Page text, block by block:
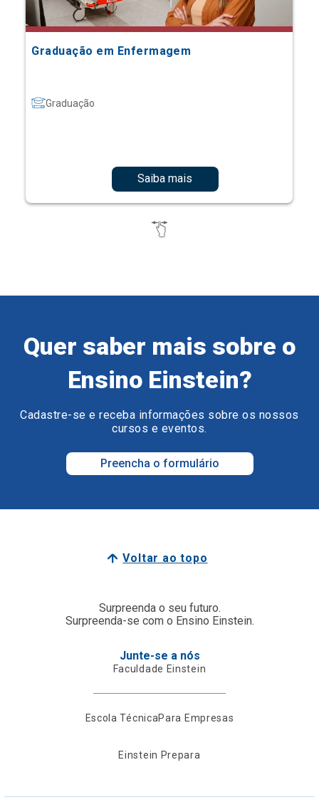
Graduação em Enfermagem
Graduação
Saiba mais
Quer saber mais sobre o
Ensino Einstein?
Cadastre-se e receba informações sobre os nossos
cursos e eventos.
Preencha o formulário
Voltar ao topo
Surpreenda o seu futuro.
Surpreenda-se com o Ensino Einstein.
Junte-se a nós
Faculdade Einstein
Escola TécnicaPara Empresas
Einstein Prepara